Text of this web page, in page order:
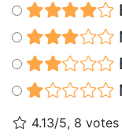
4.13/5, 8 votes